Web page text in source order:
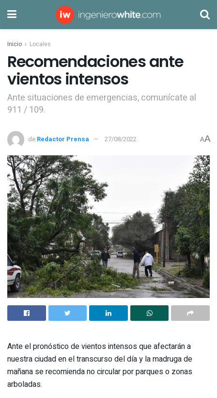
Inicio Locales
Recomendaciones ante
vientos intensos
Ante situaciones de emergencias, comunícate al
911 / 109.
de Redactor Prensa 27/08/2022 AA
Ante el pronóstico de vientos intensos que afectarán a
nuestra ciudad en el transcurso del día y la madruga de
mañana se recomienda no circular por parques o zonas
arboladas.